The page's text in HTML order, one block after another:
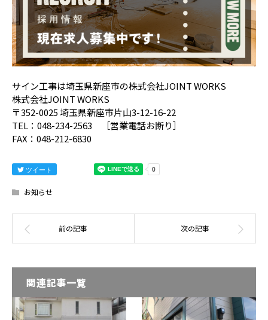
サイン工事は埼玉県新座市の株式会社JOINT WORKS
株式会社JOINT WORKS
〒352-0025 埼玉県新座市片山3-12-16-22
TEL：048-234-2563 ［営業電話お断り］
FAX：048-212-6830
ツイート
お知らせ
関連記事一覧